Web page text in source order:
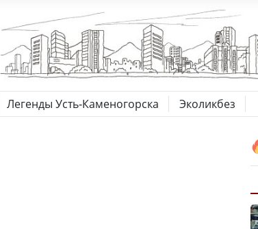
Легенды Усть-Каменогорска Эколикбез